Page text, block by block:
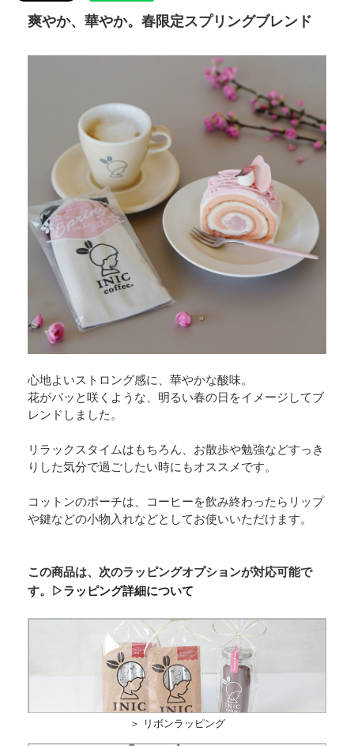
爽やか、華やか。春限定スプリングブレンド
心地よいストロング感に、華やかな酸味。
花がパッと咲くような、明るい春の日をイメージしてブ
レンドしました。
リラックスタイムはもちろん、お散歩や勉強などすっき
りした気分で過ごしたい時にもオススメです。
コットンのポーチは、コーヒーを飲み終わったらリップ
や鍵などの小物入れなどとしてお使いいただけます。
この商品は、次のラッピングオプションが対応可能で
す。
▷ラッピング詳細について
＞ リボンラッピング